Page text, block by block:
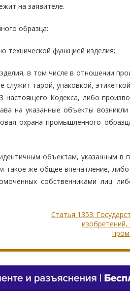
на заявителе.
образца:
технической функцией изделия;
в том числе в отношении
служит тарой, упаковкой,
настоящего Кодекса, либо
на указанные объекты
охрана промышленного
объектам, указанным в
такое же общее впечатление,
собственниками лиц
Статья 1353.